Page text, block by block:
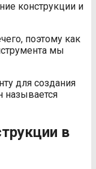
конструкции и
поэтому как
мы
для создания
называется
в